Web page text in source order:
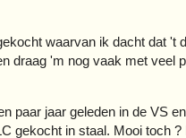
waarvan ik dacht dat 't
draag 'm nog vaak met veel
paar jaar geleden in de VS
gekocht in staal. Mooi toch